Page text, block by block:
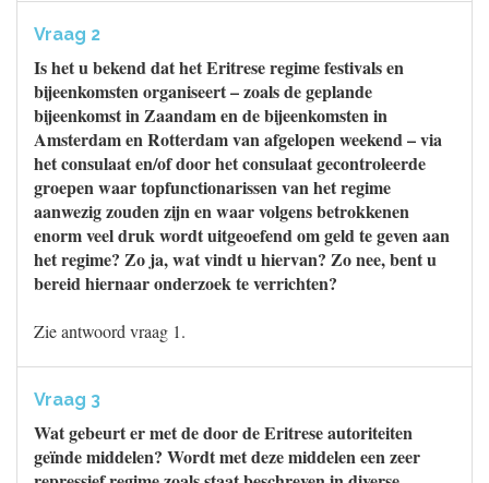
Vraag 2
Is het u bekend dat het Eritrese regime festivals en
bijeenkomsten organiseert – zoals de geplande
bijeenkomst in Zaandam en de bijeenkomsten in
Amsterdam en Rotterdam van afgelopen weekend – via
het consulaat en/of door het consulaat gecontroleerde
groepen waar topfunctionarissen van het regime
aanwezig zouden zijn en waar volgens betrokkenen
enorm veel druk wordt uitgeoefend om geld te geven aan
het regime? Zo ja, wat vindt u hiervan? Zo nee, bent u
bereid hiernaar onderzoek te verrichten?
Zie antwoord vraag 1.
Vraag 3
Wat gebeurt er met de door de Eritrese autoriteiten
geïnde middelen? Wordt met deze middelen een zeer